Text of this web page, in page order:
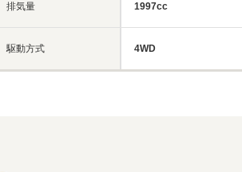
排気量
駆動方式
1997cc
4WD